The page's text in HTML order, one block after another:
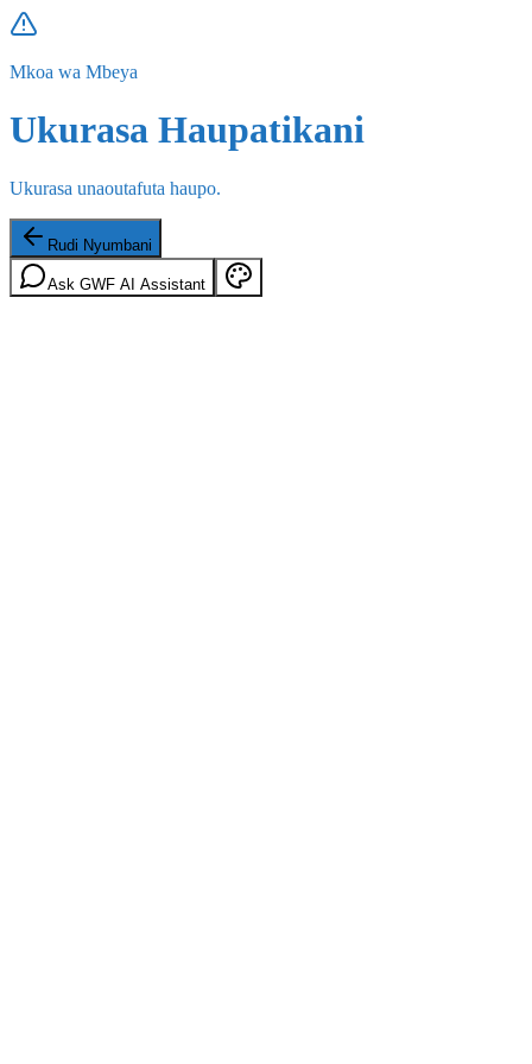
Mkoa wa Mbeya
Ukurasa Haupatikani
Ukurasa unaoutafuta haupo.
Rudi Nyumbani
Ask GWF AI Assistant